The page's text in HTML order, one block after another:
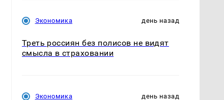
Экономика день назад
Треть россиян без полисов не видят
смысла в страховании
Экономика день назад